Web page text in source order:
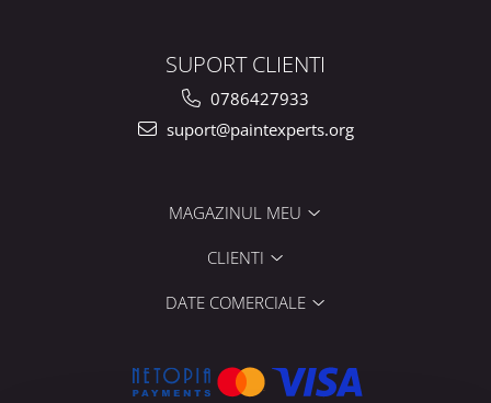
SUPORT CLIENTI
0786427933
suport@paintexperts.org
MAGAZINUL MEU
CLIENTI
DATE COMERCIALE